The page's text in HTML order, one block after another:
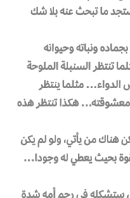
ستجد ما تبحث عنه بلا شك
ونباته وحيوانه
تنتظر السنبلة الملوحة
مثلما ينتظر
معشوقته… هكذا تنتظر هذه
هناك من يأتي، ولو لم يكن
بحيث يعطي له وجودا…
ستشكله في رحم أمه شدة